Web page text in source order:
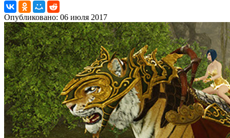
Опубликовано: 06 июля 2017